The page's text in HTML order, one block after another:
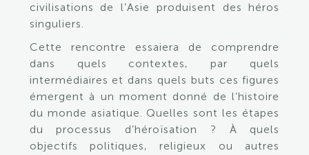
civilisations de l’Asie produisent des héros
singuliers.
Cette rencontre essaiera de comprendre
dans quels contextes, par quels
intermédiaires et dans quels buts ces figures
émergent à un moment donné de l’histoire
du monde asiatique. Quelles sont les étapes
du processus d’héroïsation ? À quels
objectifs politiques, religieux ou autres